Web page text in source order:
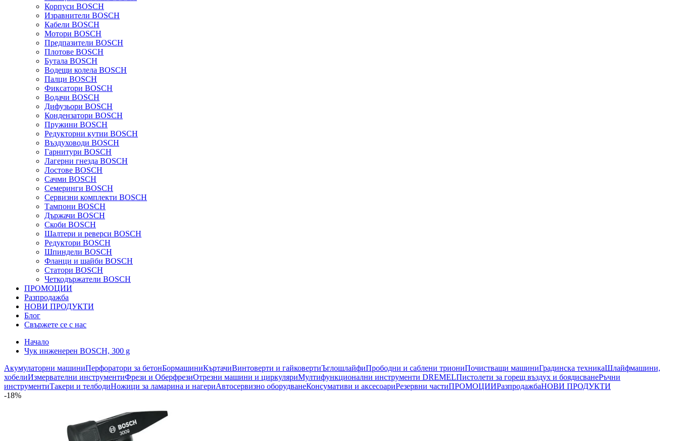
Корпуси BOSCH
Изравнители BOSCH
Кабели BOSCH
Мотори BOSCH
Предпазители BOSCH
Плотове BOSCH
Бутала BOSCH
Водещи колела BOSCH
Палци BOSCH
Фиксатори BOSCH
Водачи BOSCH
Дифузьори BOSCH
Кондензатори BOSCH
Пружини BOSCH
Редукторни кутии BOSCH
Въздуховоди BOSCH
Гарнитури BOSCH
Лагерни гнезда BOSCH
Лостове BOSCH
Сачми BOSCH
Семеринги BOSCH
Сервизни комплекти BOSCH
Тампони BOSCH
Държачи BOSCH
Скоби BOSCH
Шалтери и реверси BOSCH
Редуктори BOSCH
Шпиндели BOSCH
Фланци и шайби BOSCH
Статори BOSCH
Четкодържатели BOSCH
ПРОМОЦИИ
Разпродажба
НОВИ ПРОДУКТИ
Блог
Свържете се с нас
Начало
Чук инженерен BOSCH, 300 g
Акумулаторни машиниПерфоратори за бетонБормашиниКъртачиВинтоверти и гайковертиЪглошлайфиПрободни и саблени триониПочистващи машиниГрадинска техникаШлайфмашини,
хобелиИзмервателни инструментиФрези и ОберфрезиОтрезни машини и циркуляриМултифункционални инструменти DREMELПистолети за горещ въздух и боядисванеРъчни
инструментиТакери и телбодиНожици за ламарина и нагериАвтосервизно оборудванеКонсумативи и аксесоариРезервни частиПРОМОЦИИРазпродажбаНОВИ ПРОДУКТИ
-18%